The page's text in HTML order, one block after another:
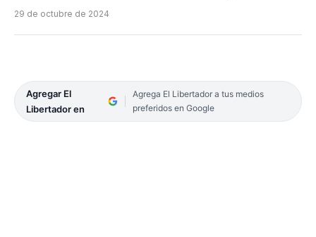
29 de octubre de 2024
Agregar El
Libertador en
Agrega El Libertador a tus medios
preferidos en Google